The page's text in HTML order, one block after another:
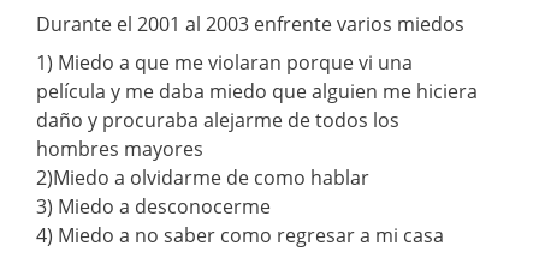
Durante el 2001 al 2003 enfrente varios miedos
1) Miedo a que me violaran porque vi una
película y me daba miedo que alguien me hiciera
daño y procuraba alejarme de todos los
hombres mayores
2)Miedo a olvidarme de como hablar
3) Miedo a desconocerme
4) Miedo a no saber como regresar a mi casa